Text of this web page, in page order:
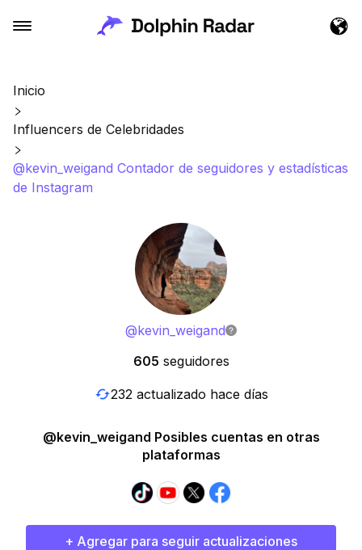
Inicio
Influencers de Celebridades
@kevin_weigand Contador de seguidores y estadísticas
de Instagram
@kevin_weigand
605 seguidores
232 actualizado hace días
@kevin_weigand Posibles cuentas en otras
plataformas
+ Agregar para seguir actualizaciones